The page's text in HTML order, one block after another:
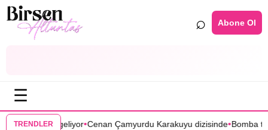
⌕ Abone Ol
☰
TRENDLER
Cenan Çamyurdu Karakuyu dizisinde•Bomba transfer! Caner